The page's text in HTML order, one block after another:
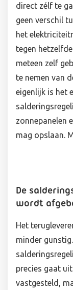
direct zélf te
geen verschil
het
tegen
meteen zelf
te nemen van
eigenlijk is het
zonnepanelen
mag opslaan.
De
wordt
Het
minder
precies gaat
vastgesteld,